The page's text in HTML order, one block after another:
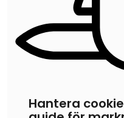
Hantera